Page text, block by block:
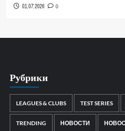
01.07.2026 0
Рубрики
LEAGUES & CLUBS TEST SERIES
TRENDING НОВОСТИ